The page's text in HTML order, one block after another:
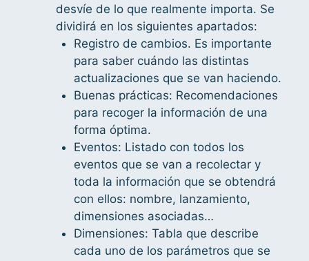
desvíe de lo que realmente importa. Se
dividirá en los siguientes apartados:
Registro de cambios. Es importante
para saber cuándo las distintas
actualizaciones que se van haciendo.
Buenas prácticas: Recomendaciones
para recoger la información de una
forma óptima.
Eventos: Listado con todos los
eventos que se van a recolectar y
toda la información que se obtendrá
con ellos: nombre, lanzamiento,
dimensiones asociadas…
Dimensiones: Tabla que describe
cada uno de los parámetros que se